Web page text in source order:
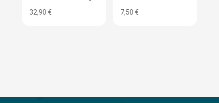
32,90 € 7,50€